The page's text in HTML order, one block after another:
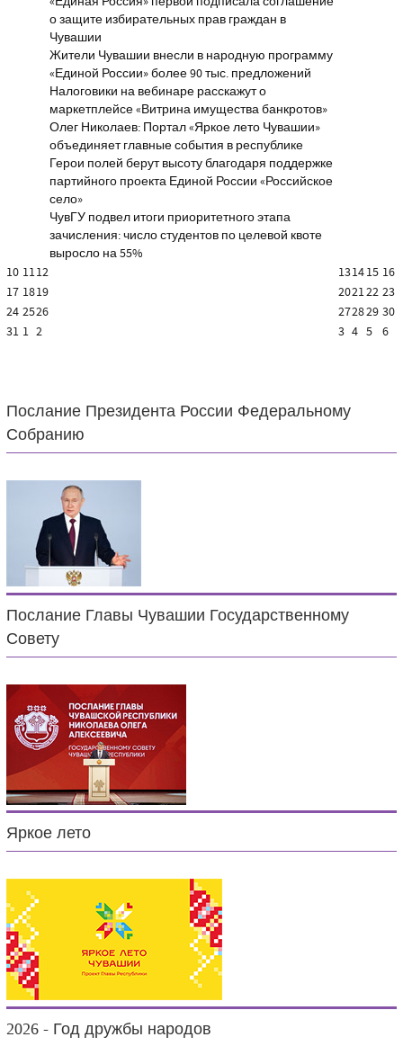
о защите избирательных прав граждан в
Чувашии
Жители Чувашии внесли в народную программу
«Единой России» более 90 тыс. предложений
Налоговики на вебинаре расскажут о
маркетплейсе «Витрина имущества банкротов»
Олег Николаев: Портал «Яркое лето Чувашии»
объединяет главные события в республике
Герои полей берут высоту благодаря поддержке
партийного проекта Единой России «Российское
село»
ЧувГУ подвел итоги приоритетного этапа
зачисления: число студентов по целевой квоте
выросло на 55%
10 1112 131415 16
17 1819 202122 23
24 2526 272829 30
31 1 2 3 4 5 6
Послание Президента России Федеральному
Собранию
Послание Главы Чувашии Государственному
Совету
Яркое лето
2026 - Год дружбы народов